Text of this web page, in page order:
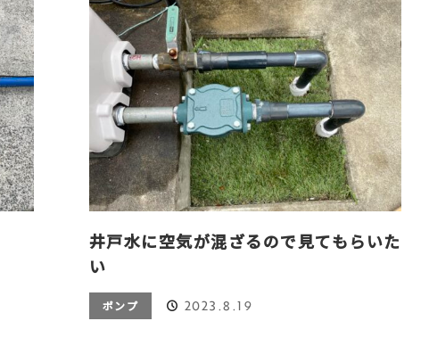
井戸水に空気が混ざるので見てもらいた
い
ポンプ 2023.8.19